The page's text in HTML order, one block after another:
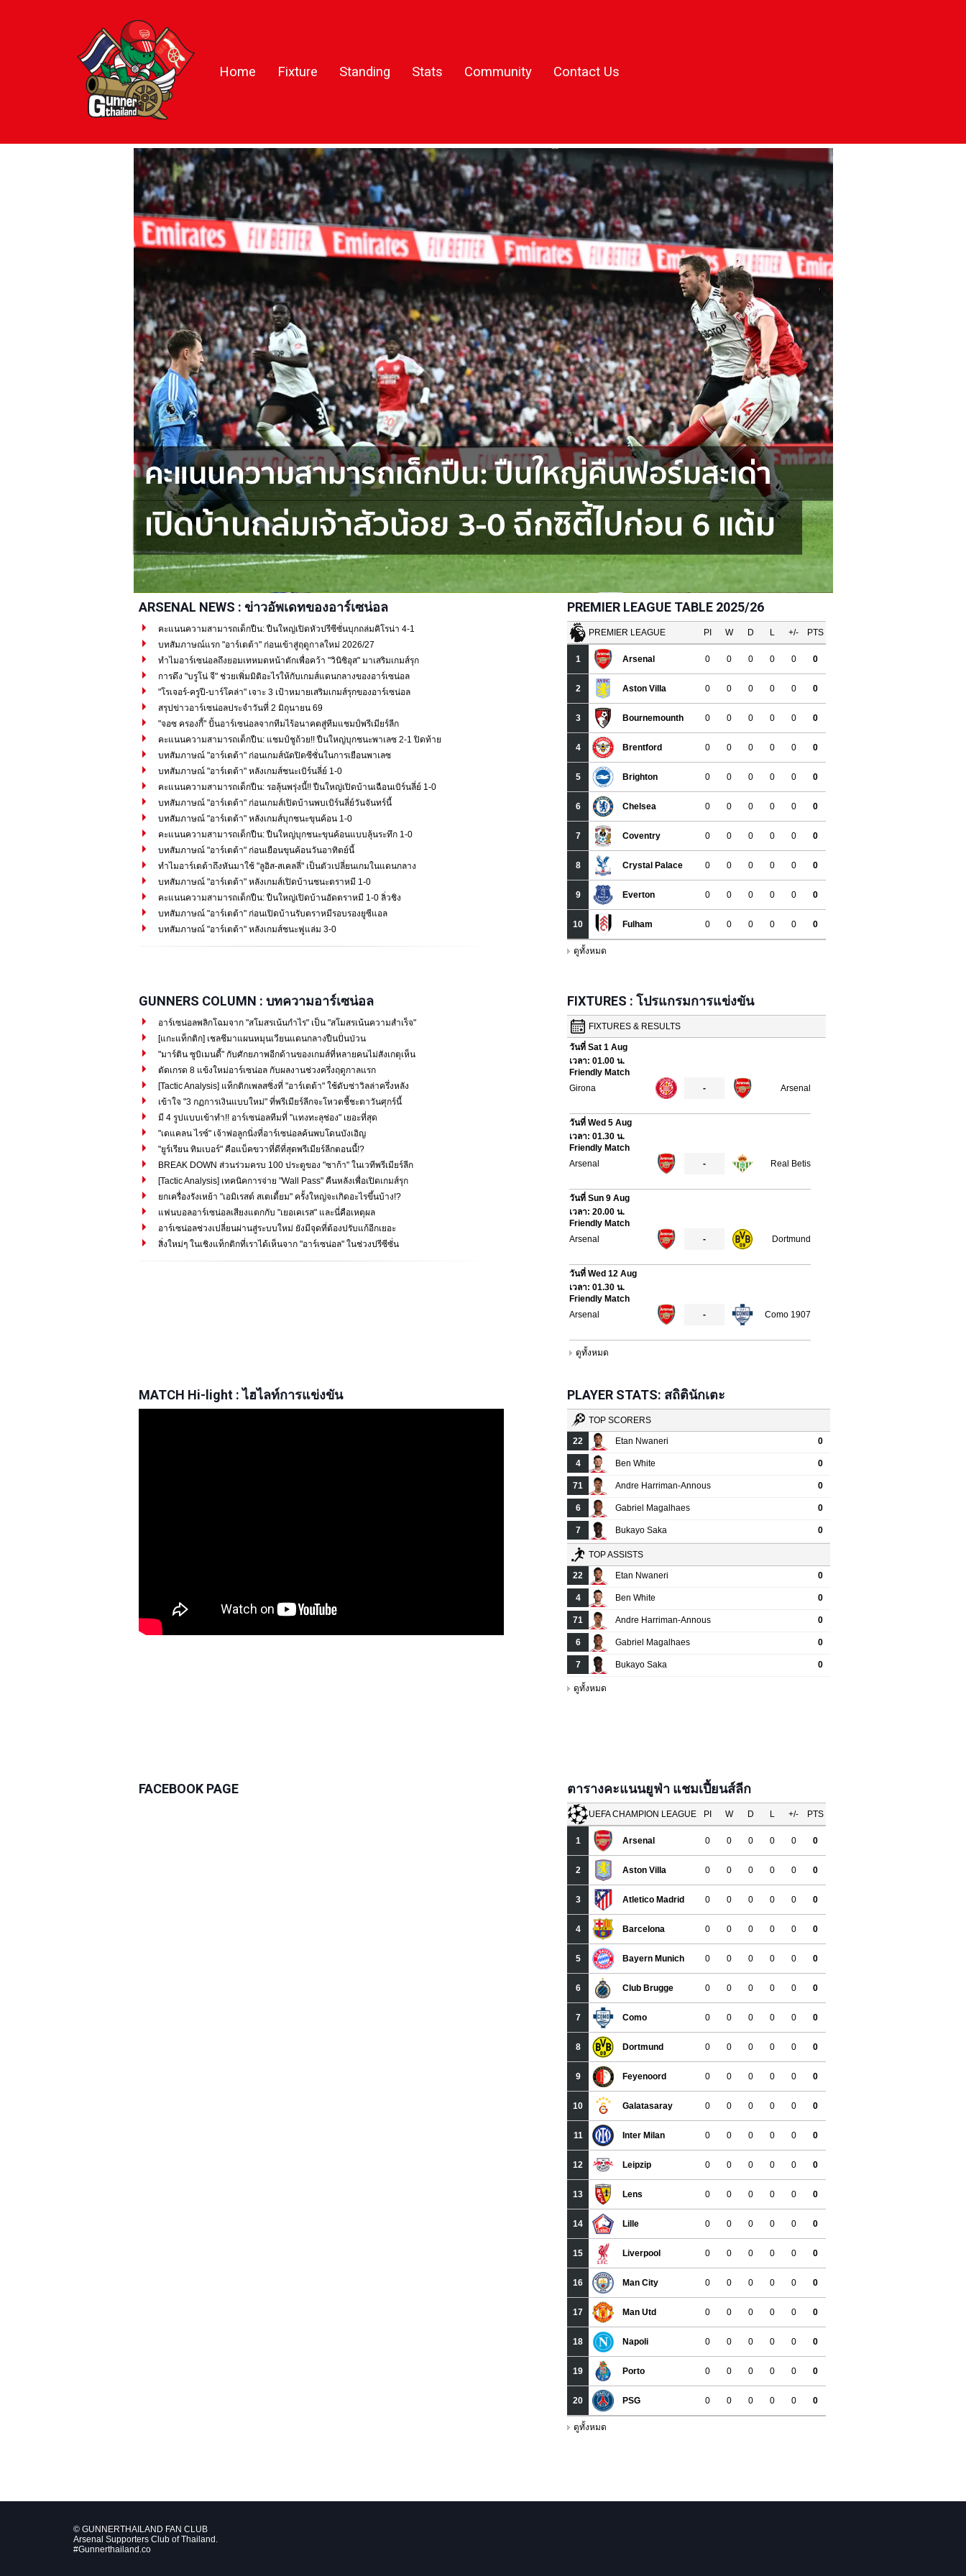
Home Fixture Standing Stats Community Contact Us
ARSENAL NEWS : ข่าวอัพเดทของอาร์เซน่อล
คะแนนความสามารถเด็กปืน: ปืนใหญ่เปิดหัวปรีซีซั่นบุกถล่มคิโรน่า 4-1
บทสัมภาษณ์แรก "อาร์เตต้า" ก่อนเข้าสู่ฤดูกาลใหม่ 2026/27
ทำไมอาร์เซน่อลถึงยอมเทหมดหน้าตักเพื่อคว้า "วินิซิอุส" มาเสริมเกมส์รุก
การดึง "บรูโน่ จี" ช่วยเพิ่มมิติอะไรให้กับเกมส์แดนกลางของอาร์เซน่อล
"โรเจอร์-ครูปี-บาร์โคล่า" เจาะ 3 เป้าหมายเสริมเกมส์รุกของอาร์เซน่อล
สรุปข่าวอาร์เซน่อลประจำวันที่ 2 มิถุนายน 69
"จอซ ครองกี้" ปั้นอาร์เซน่อลจากทีมไร้อนาคตสู่ทีมแชมป์พรีเมียร์ลีก
คะแนนความสามารถเด็กปืน: แชมป์ชูถ้วย!! ปืนใหญ่บุกชนะพาเลซ 2-1 ปิดท้าย
บทสัมภาษณ์ "อาร์เตต้า" ก่อนเกมส์นัดปิดซีซั่นในการเยือนพาเลซ
บทสัมภาษณ์ "อาร์เตต้า" หลังเกมส์ชนะเบิร์นลี่ย์ 1-0
คะแนนความสามารถเด็กปืน: รอลุ้นพรุ่งนี้!! ปืนใหญ่เปิดบ้านเฉือนเบิร์นลี่ย์ 1-0
บทสัมภาษณ์ "อาร์เตต้า" ก่อนเกมส์เปิดบ้านพบเบิร์นลี่ย์วันจันทร์นี้
บทสัมภาษณ์ "อาร์เตต้า" หลังเกมส์บุกชนะขุนค้อน 1-0
คะแนนความสามารถเด็กปืน: ปืนใหญ่บุกชนะขุนค้อนแบบลุ้นระทึก 1-0
บทสัมภาษณ์ "อาร์เตต้า" ก่อนเยือนขุนค้อนวันอาทิตย์นี้
ทำไมอาร์เตต้าถึงหันมาใช้ "ลูอิส-สเคลลี่" เป็นตัวเปลี่ยนเกมในแดนกลาง
บทสัมภาษณ์ "อาร์เตต้า" หลังเกมส์เปิดบ้านชนะตราหมี 1-0
คะแนนความสามารถเด็กปืน: ปืนใหญ่เปิดบ้านอัดตราหมี 1-0 ลิ่วชิง
บทสัมภาษณ์ "อาร์เตต้า" ก่อนเปิดบ้านรับตราหมีรอบรองยูซีแอล
บทสัมภาษณ์ "อาร์เตต้า" หลังเกมส์ชนะฟูแล่ม 3-0
PREMIER LEAGUE TABLE 2025/26
GUNNERS COLUMN : บทความอาร์เซน่อล
อาร์เซน่อลพลิกโฉมจาก "สโมสรเน้นกำไร" เป็น "สโมสรเน้นความสำเร็จ"
[แกะแท็กติก] เชลชีมาแผนหมุนเวียนแดนกลางปืนปั่นป่วน
"มาร์ติน ซูบิเมนดี้" กับศักยภาพอีกด้านของเกมส์ที่หลายคนไม่สังเกตุเห็น
ตัดเกรด 8 แข้งใหม่อาร์เซน่อล กับผลงานช่วงครึ่งฤดูกาลแรก
[Tactic Analysis] แท็กติกเพลสซิ่งที่ "อาร์เตต้า" ใช้ดับซ่าวิลล่าครึ่งหลัง
เข้าใจ "3 กฏการเงินแบบใหม่" ที่พรีเมียร์ลีกจะโหวตชี้ชะตาวันศุกร์นี้
มี 4 รูปแบบเข้าทำ!! อาร์เซน่อลทีมที่ "แทงทะลุช่อง" เยอะที่สุด
"เดแคลน ไรซ์" เจ้าพ่อลูกนิ่งที่อาร์เซน่อลค้นพบโดนบังเอิญ
"ยูร์เรียน ทิมเบอร์" คือแบ็คขวาที่ดีที่สุดพรีเมียร์ลีกตอนนี้!?
BREAK DOWN ส่วนร่วมครบ 100 ประตูของ "ซาก้า" ในเวทีพรีเมียร์ลีก
[Tactic Analysis] เทคนิคการจ่าย "Wall Pass" คืนหลังเพื่อเปิดเกมส์รุก
ยกเครื่องรังเหย้า "เอมิเรสต์ สเตเดี้ยม" ครั้งใหญ่จะเกิดอะไรขึ้นบ้าง!?
แฟนบอลอาร์เซน่อลเสียงแตกกับ "เยอเคเรส" และนี่คือเหตุผล
อาร์เซน่อลช่วงเปลี่ยนผ่านสู่ระบบใหม่ ยังมีจุดที่ต้องปรับแก้อีกเยอะ
สิ่งใหม่ๆ ในเชิงแท็กติกที่เราได้เห็นจาก "อาร์เซน่อล" ในช่วงปรีซีซั่น
FIXTURES : โปรแกรมการแข่งขัน
MATCH Hi-light : ไฮไลท์การแข่งขัน PLAYER STATS: สถิตินักเตะ
FACEBOOK PAGE ตารางคะแนนยูฟ่า แชมเปี้ยนส์ลีก
© GUNNERTHAILAND FAN CLUB
Arsenal Supporters Club of Thailand.
#Gunnerthailand.co